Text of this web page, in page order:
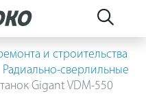
и строительства
Радиально-сверлильные
Gigant VDM-550